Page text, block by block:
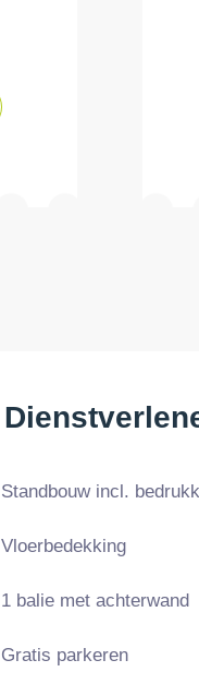
Standbouw incl.
Vloerbedekking
1 balie met achterwand
Gratis parkeren